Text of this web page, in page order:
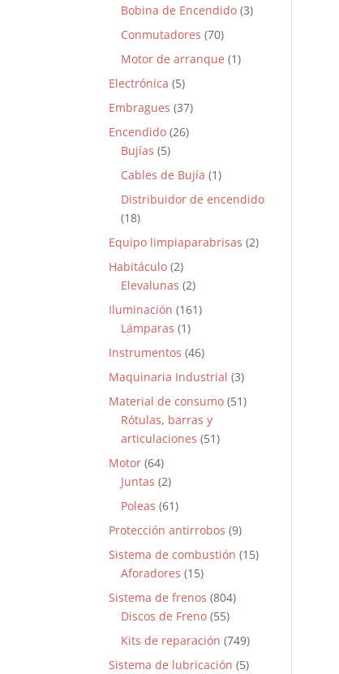
Bobina de Encendido (3)
Conmutadores (70)
Motor de arranque (1)
Electrónica (5)
Embragues (37)
Encendido (26)
Bujías (5)
Cables de Bujía (1)
Distribuidor de encendido
(18)
Equipo limpiaparabrisas (2)
Habitáculo (2)
Elevalunas (2)
Iluminación (161)
Lámparas (1)
Instrumentos (46)
Maquinaria Industrial (3)
Material de consumo (51)
Rótulas, barras y
articulaciones (51)
Motor (64)
Juntas (2)
Poleas (61)
Protección antirrobos (9)
Sistema de combustión (15)
Aforadores (15)
Sistema de frenos (804)
Discos de Freno (55)
Kits de reparación (749)
Sistema de lubricación (5)